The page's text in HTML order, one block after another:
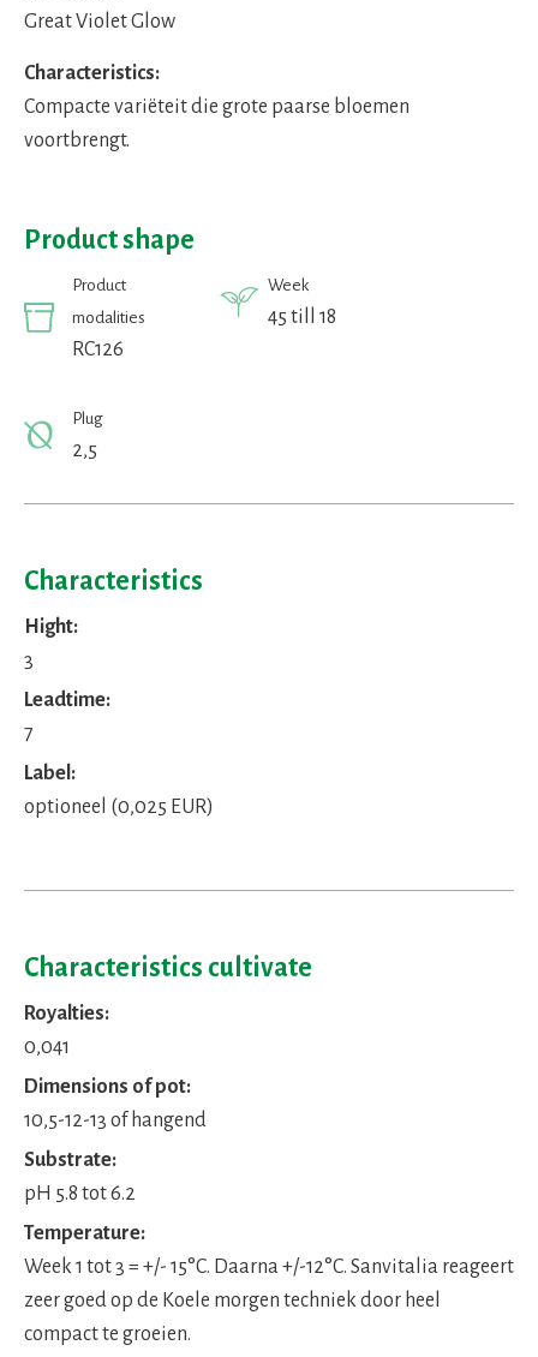
Great Violet Glow
Characteristics:
Compacte variëteit die grote paarse bloemen
voortbrengt.
Product shape
Product
modalities
RC126
Week
45 till 18
Plug
2,5
Characteristics
Hight:
3
Leadtime:
7
Label:
optioneel (0,025 EUR)
Characteristics cultivate
Royalties:
0,041
Dimensions of pot:
10,5-12-13 of hangend
Substrate:
pH 5.8 tot 6.2
Temperature:
Week 1 tot 3 = +/- 15°C. Daarna +/-12°C. Sanvitalia reageert
zeer goed op de Koele morgen techniek door heel
compact te groeien.